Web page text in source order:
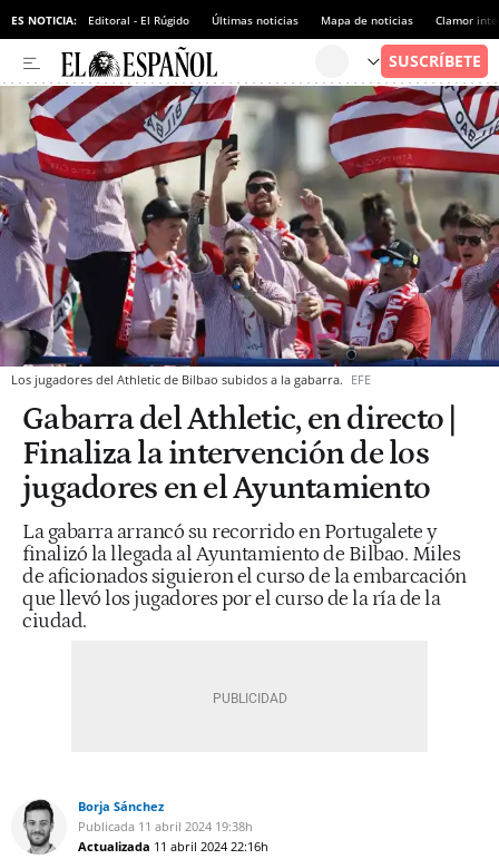
ES NOTICIA: Editoral - El Rúgido Últimas noticias Mapa de noticias Clamor
Los jugadores del Athletic de Bilbao subidos a la gabarra. EFE
Gabarra del Athletic, en directo |
Finaliza la intervención de los
jugadores en el Ayuntamiento
La gabarra arrancó su recorrido en Portugalete y
finalizó la llegada al Ayuntamiento de Bilbao. Miles
de aficionados siguieron el curso de la embarcación
que llevó los jugadores por el curso de la ría de la
ciudad.
Borja Sánchez
Publicada 11 abril 2024 19:38h
Actualizada 11 abril 2024 22:16h